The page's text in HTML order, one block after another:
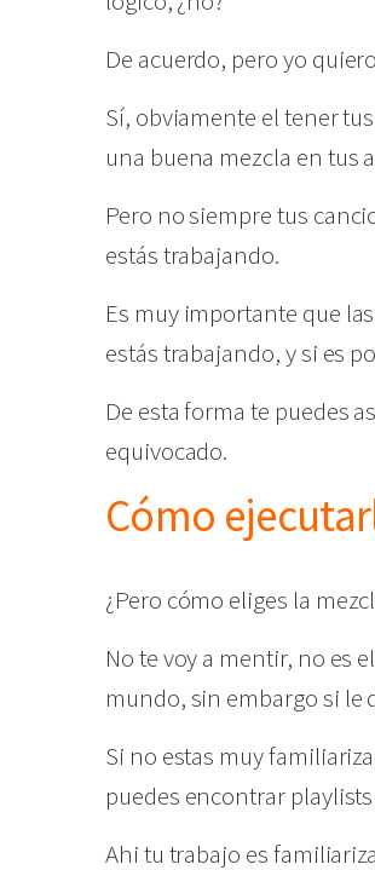
De acuerdo, pero yo
Sí, obviamente el tener
una buena mezcla en tus
Pero no siempre tus
estás trabajando.
Es muy importante que
estás trabajando, y si es
De esta forma te puedes
equivocado.
Cómo
¿Pero cómo eliges la
No te voy a mentir, no es
mundo, sin embargo si le
Si no estas muy
puedes encontrar
Ahi tu trabajo es